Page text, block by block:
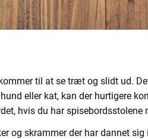
til at se træt og slidt ud.
eller kat, kan der hurtigere
hvis du har spisebordsstolene
og skrammer der har dannet